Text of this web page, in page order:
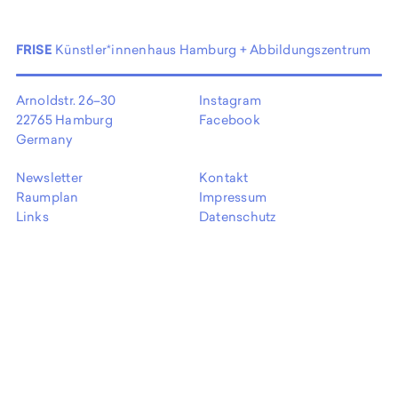
FRISE Künstler*innenhaus Hamburg + Abbildungszentrum
Arnoldstr. 26–30
22765 Hamburg
Germany
Instagram
Facebook
Newsletter
Raumplan
Links
Kontakt
Impressum
Datenschutz